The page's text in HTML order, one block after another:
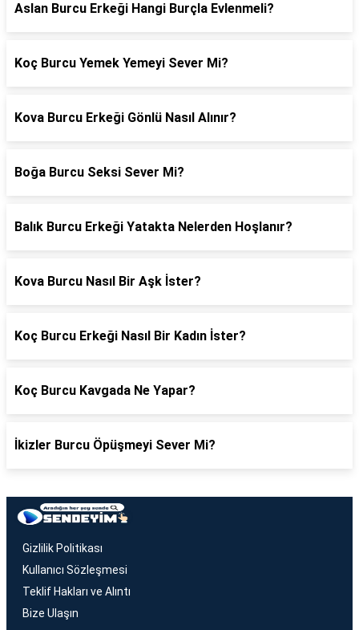
Aslan Burcu Erkeği Hangi Burçla Evlenmeli?
Koç Burcu Yemek Yemeyi Sever Mi?
Kova Burcu Erkeği Gönlü Nasıl Alınır?
Boğa Burcu Seksi Sever Mi?
Balık Burcu Erkeği Yatakta Nelerden Hoşlanır?
Kova Burcu Nasıl Bir Aşk İster?
Koç Burcu Erkeği Nasıl Bir Kadın İster?
Koç Burcu Kavgada Ne Yapar?
İkizler Burcu Öpüşmeyi Sever Mi?
Gizlilik Politikası
Kullanıcı Sözleşmesi
Teklif Hakları ve Alıntı
Bize Ulaşın